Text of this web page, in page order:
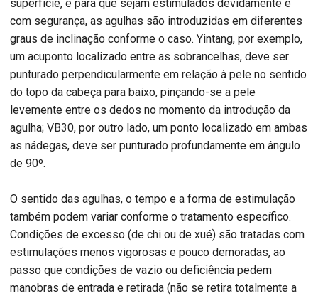
superfície, e para que sejam estimulados devidamente e
com segurança, as agulhas são introduzidas em diferentes
graus de inclinação conforme o caso. Yintang, por exemplo,
um acuponto localizado entre as sobrancelhas, deve ser
punturado perpendicularmente em relação à pele no sentido
do topo da cabeça para baixo, pinçando-se a pele
levemente entre os dedos no momento da introdução da
agulha; VB30, por outro lado, um ponto localizado em ambas
as nádegas, deve ser punturado profundamente em ângulo
de 90º.
O sentido das agulhas, o tempo e a forma de estimulação
também podem variar conforme o tratamento específico.
Condições de excesso (de chi ou de xué) são tratadas com
estimulações menos vigorosas e pouco demoradas, ao
passo que condições de vazio ou deficiência pedem
manobras de entrada e retirada (não se retira totalmente a